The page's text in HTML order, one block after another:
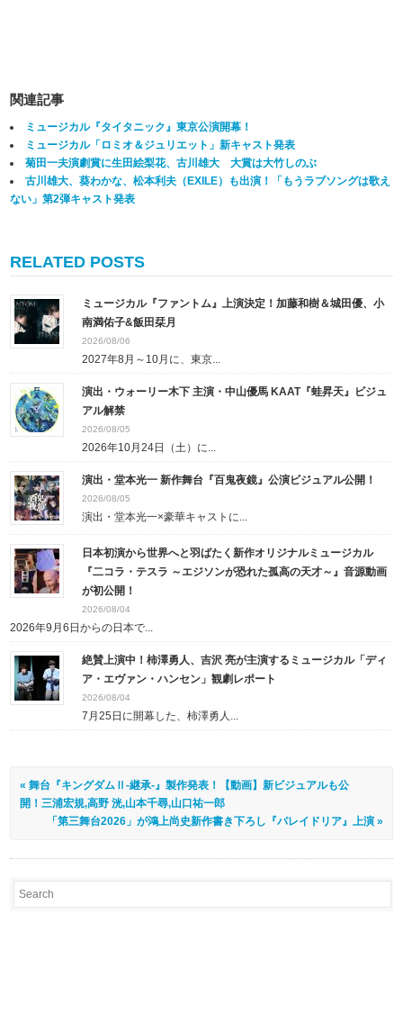
関連記事
ミュージカル『タイタニック』東京公演開幕！
ミュージカル「ロミオ＆ジュリエット」新キャスト発表
菊田一夫演劇賞に生田絵梨花、古川雄大 大賞は大竹しのぶ
古川雄大、葵わかな、松本利夫（EXILE）も出演！「もうラブソングは歌え
ない」第2弾キャスト発表
RELATED POSTS
ミュージカル『ファントム』上演決定！加藤和樹＆城田優、小
南満佑子&飯田栞月
2026/08/06
2027年8月～10月に、東京...
演出・ウォーリー木下 主演・中山優馬 KAAT『蛙昇天』ビジュ
アル解禁
2026/08/05
2026年10月24日（土）に...
演出・堂本光一 新作舞台『百鬼夜鏡』公演ビジュアル公開！
2026/08/05
演出・堂本光一×豪華キャストに...
日本初演から世界へと羽ばたく新作オリジナルミュージカル
『二コラ・テスラ ～エジソンが恐れた孤高の天才～』音源動画
が初公開！
2026/08/04
2026年9月6日からの日本で...
絶賛上演中！柿澤勇人、吉沢 亮が主演するミュージカル「ディ
ア・エヴァン・ハンセン」観劇レポート
2026/08/04
7月25日に開幕した、柿澤勇人...
« 舞台『キングダムⅡ-継承-』製作発表！【動画】新ビジュアルも公
開！三浦宏規,高野 洸,山本千尋,山口祐一郎
「第三舞台2026」が鴻上尚史新作書き下ろし『パレイドリア』上演 »